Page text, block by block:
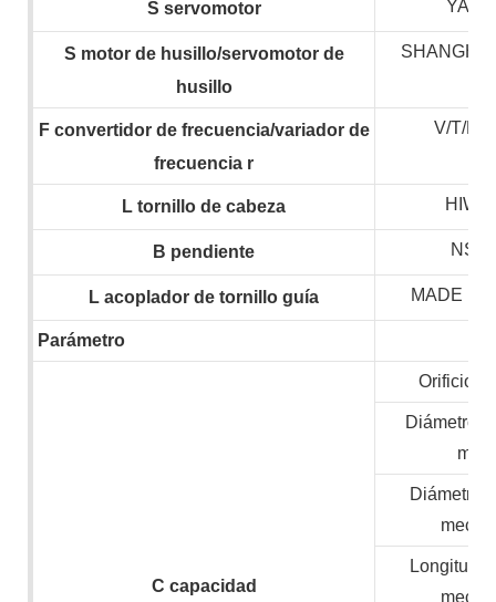
S servomotor
S motor de husillo/servomotor de
husillo
Fconvertidor de frecuencia/variador de
frecuencia r
V/T/
L tornillo de cabeza
B pendiente
L acoplador de tornillo guía MADE IN
Parámetro
C capacidad
Orificio
Diámetro
Diámetro
Longitud